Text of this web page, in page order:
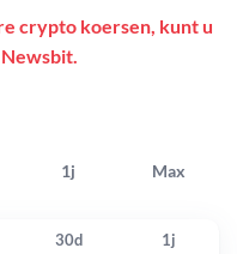
1j Max
crypto koersen, kunt u
30d 1j